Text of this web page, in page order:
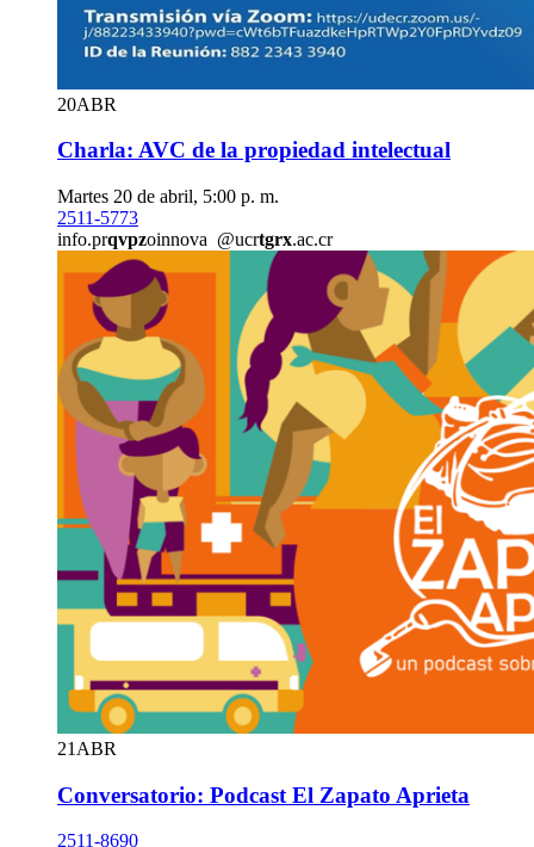
20ABR
Charla: AVC de la propiedad intelectual
Martes 20 de abril, 5:00 p. m.
2511-5773
info.prqvpzoinnova @ucrtgrx.ac.cr
21 ABR
Conversatorio: Podcast El Zapato Aprieta
2511-8690